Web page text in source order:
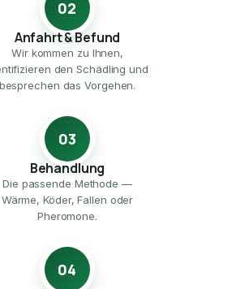
02
Anfahrt & Befund
Wir kommen zu Ihnen,
den Schädling und
besprechen das Vorgehen.
03
Behandlung
Die passende Methode —
Wärme, Köder, Fallen oder
Pheromone.
04